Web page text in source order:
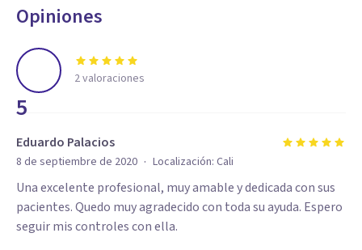
Opiniones
5
2valoraciones
Eduardo Palacios
8 de septiembre de 2020 · Localización: Cali
Una excelente profesional, muy amable y dedicada con sus
pacientes. Quedo muy agradecido con toda su ayuda. Espero
seguir mis controles con ella.